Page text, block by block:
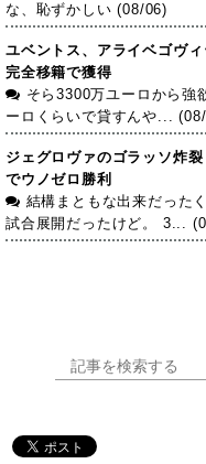
な、恥ずかしい (08/06)
ユベントス、アライベゴヴ
完全移籍で獲得
そら3300万ユーロから強
ーロくらいで貸すんや...
ジェグロヴァのゴラッソ炸
でウノゼロ勝利
結構まともな出来だった
試合展開だったけど。 3...